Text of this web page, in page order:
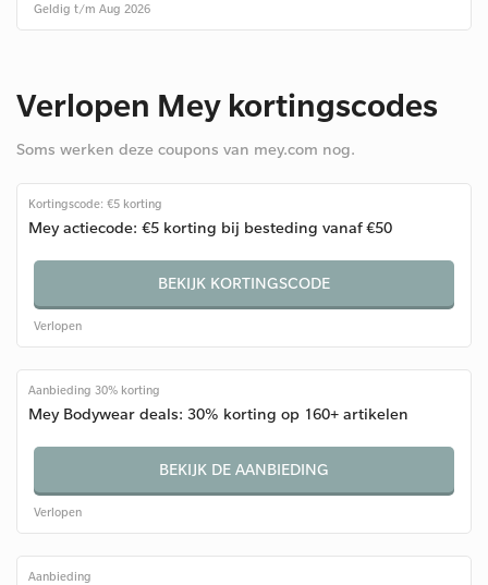
Geldig t/m Aug 2026
Verlopen Mey kortingscodes
Soms werken deze coupons van mey.com nog.
Kortingscode: €5 korting
Mey actiecode: €5 korting bij besteding vanaf €50
BEKIJK KORTINGSCODE
Verlopen
Aanbieding 30% korting
Mey Bodywear deals: 30% korting op 160+ artikelen
BEKIJK DE AANBIEDING
Verlopen
Aanbieding